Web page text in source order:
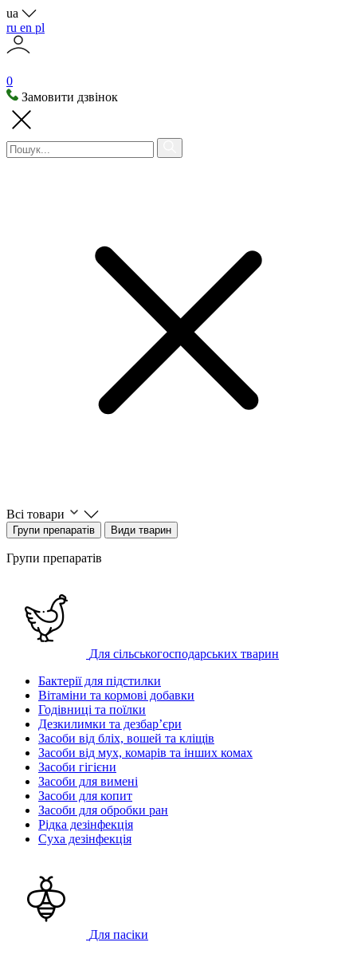
ua
ru en pl
0
Замовити дзвінок
Всі товари
Групи препаратів Види тварин
Групи препаратів
Для сільськогосподарських тварин
Бактерії для підстилки
Вітаміни та кормові добавки
Годівниці та поїлки
Дезкилимки та дезбарʼєри
Засоби від бліх, вошей та кліщів
Засоби від мух, комарів та інших комах
Засоби гігієни
Засоби для вимені
Засоби для копит
Засоби для обробки ран
Рідка дезінфекція
Суха дезінфекція
Для пасіки